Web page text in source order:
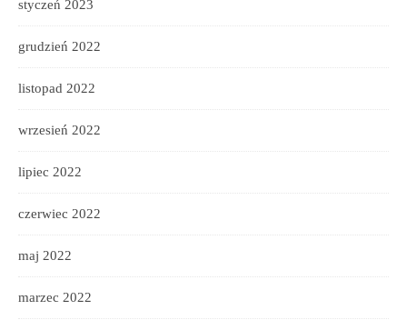
styczeń 2023
grudzień 2022
listopad 2022
wrzesień 2022
lipiec 2022
czerwiec 2022
maj 2022
marzec 2022